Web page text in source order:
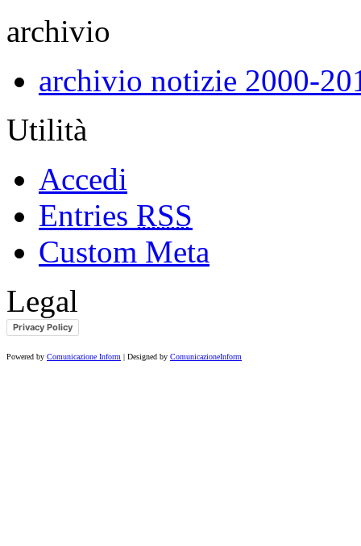
archivio
archivio notizie 2000-
Utilità
Accedi
Entries RSS
Custom Meta
Legal
Privacy Policy
Powered by Comunicazione Inform | Designed by ComunicazioneInform